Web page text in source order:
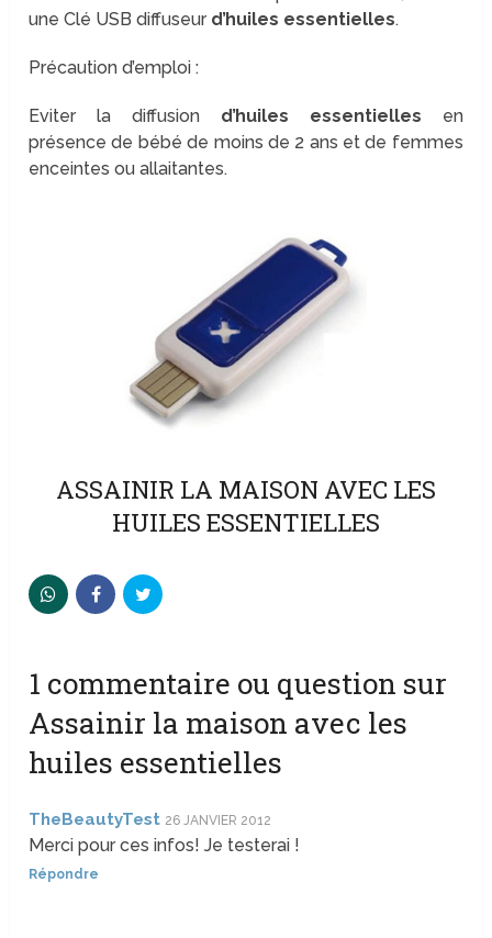
une Clé USB diffuseur d’huiles essentielles.
Précaution d’emploi :
Eviter la diffusion d’huiles essentielles en
présence de bébé de moins de 2 ans et de femmes
enceintes ou allaitantes.
ASSAINIR LA MAISON AVEC LES
HUILES ESSENTIELLES
1 commentaire ou question sur
Assainir la maison avec les
huiles essentielles
TheBeautyTest 26 JANVIER 2012
Merci pour ces infos! Je testerai !
Répondre